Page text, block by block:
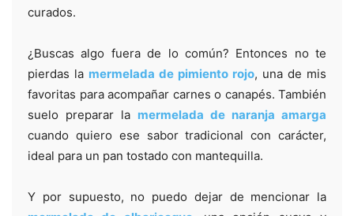
curados.
¿Buscas algo fuera de lo común? Entonces no te
pierdas la mermelada de pimiento rojo, una de mis
favoritas para acompañar carnes o canapés. También
suelo preparar la mermelada de naranja amarga
cuando quiero ese sabor tradicional con carácter,
ideal para un pan tostado con mantequilla.
Y por supuesto, no puedo dejar de mencionar la